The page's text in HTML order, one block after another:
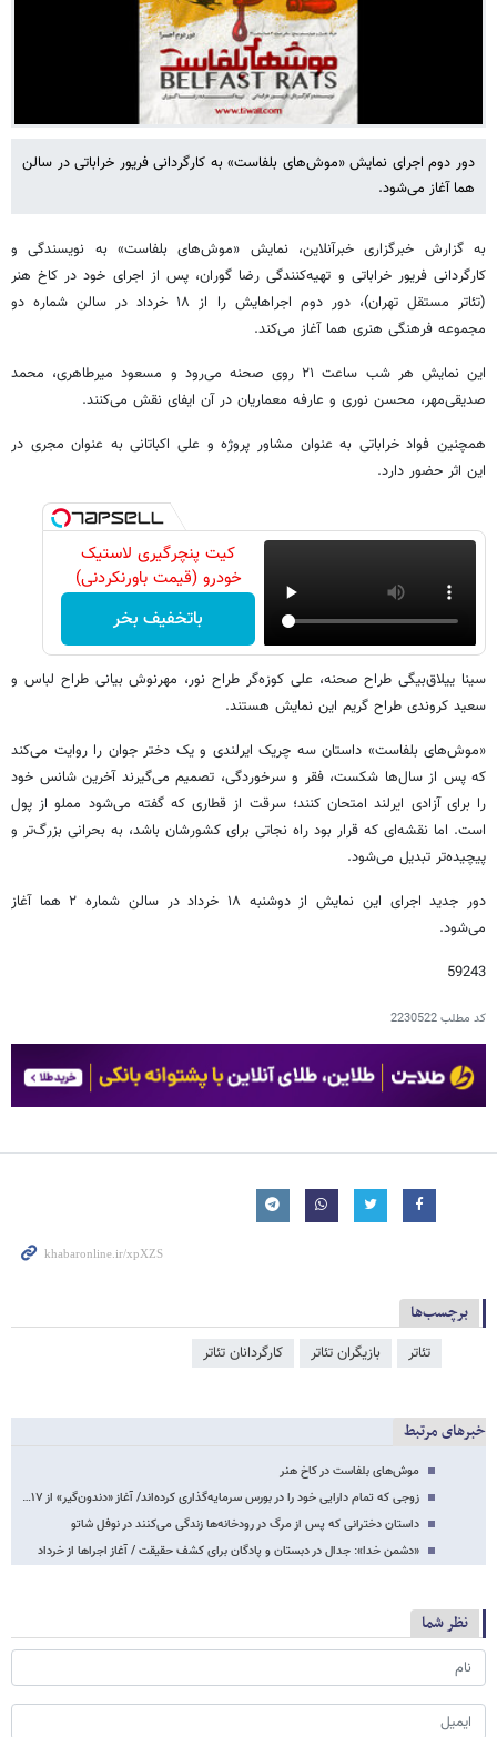
دور دوم اجرای نمایش «موش‌های بلفاست» به کارگردانی فریور خراباتی در سالن
هما آغاز می‌شود.
به گزارش خبرگزاری خبرآنلاین، نمایش «موش‌های بلفاست» به نویسندگی و
کارگردانی فریور خراباتی و تهیه‌کنندگی رضا گوران، پس از اجرای خود در کاخ هنر
(تئاتر مستقل تهران)، دور دوم اجراهایش را از ۱۸ خرداد در سالن شماره دو
مجموعه فرهنگی هنری هما آغاز می‌کند.
این نمایش هر شب ساعت ۲۱ روی صحنه می‌رود و مسعود میرطاهری، محمد
صدیقی‌مهر، محسن نوری و عارفه معماریان در آن ایفای نقش می‌کنند.
همچنین فواد خراباتی به عنوان مشاور پروژه و علی اکباتانی به عنوان مجری در
این اثر حضور دارد.
کیت پنچرگیری لاستیک
خودرو (قیمت باورنکردنی)
باتخفیف بخر
سینا ییلاق‌بیگی طراح صحنه، علی کوزه‌گر طراح نور، مهرنوش بیانی طراح لباس و
سعید کروندی طراح گریم این نمایش هستند.
«موش‌های بلفاست» داستان سه چریک ایرلندی و یک دختر جوان را روایت می‌کند
که پس از سال‌ها شکست، فقر و سرخوردگی، تصمیم می‌گیرند آخرین شانس خود
را برای آزادی ایرلند امتحان کنند؛ سرقت از قطاری که گفته می‌شود مملو از پول
است. اما نقشه‌ای که قرار بود راه نجاتی برای کشورشان باشد، به بحرانی بزرگ‌تر و
پیچیده‌تر تبدیل می‌شود.
دور جدید اجرای این نمایش از دوشنبه ۱۸ خرداد در سالن شماره ۲ هما آغاز
می‌شود.
59243
کد مطلب2230522
برچسب‌ها
تئاتر بازیگران تئاتر کارگردانان تئاتر
خبرهای مرتبط
موش‌های بلفاست در کاخ هنر
زوجی که تمام دارایی خود را در بورس سرمایه‌گذاری کرده‌اند/ آغاز «دندون‌گیر» از ۱۷…
داستان دخترانی که پس از مرگ در رودخانه‌ها زندگی می‌کنند در نوفل شاتو
«دشمن خدا»: جدال در دبستان و پادگان برای کشف حقیقت / آغاز اجراها از خرداد
نظر شما